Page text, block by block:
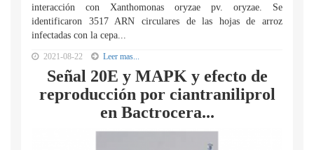
interacción con Xanthomonas oryzae pv. oryzae. Se
identificaron 3517 ARN circulares de las hojas de arroz
infectadas con la cepa...
2021-08-22 Leer mas...
Señal 20E y MAPK y efecto de
reproducción por ciantraniliprol
en Bactrocera...